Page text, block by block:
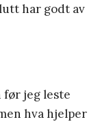
har godt av
før jeg leste
hva hjelper